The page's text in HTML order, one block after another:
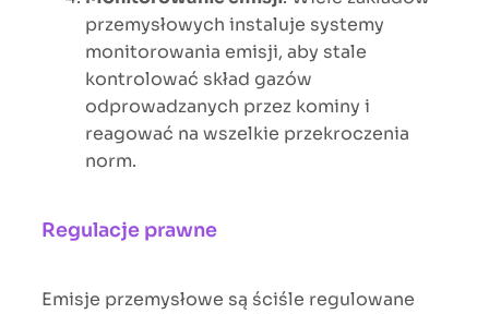
przemysłowych instaluje systemy
monitorowania emisji, aby stale
kontrolować skład gazów
odprowadzanych przez kominy i
reagować na wszelkie przekroczenia
norm.
Regulacje prawne
Emisje przemysłowe są ściśle regulowane